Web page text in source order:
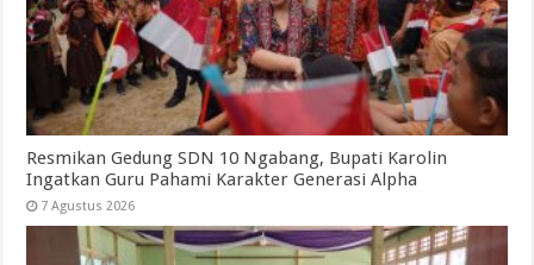
Resmikan Gedung SDN 10 Ngabang, Bupati Karolin
Ingatkan Guru Pahami Karakter Generasi Alpha
7 Agustus 2026